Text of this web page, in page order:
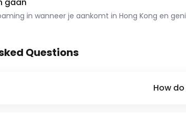
gaan
in wanneer je aankomt in Hong Kong en
Questions
How